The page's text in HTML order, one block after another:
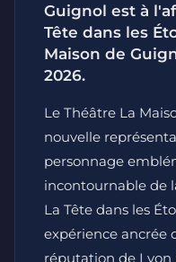
Guignol est à
Tête dans les
Maison de
2026.
Le Théâtre La
nouvelle
personnage
incontournable de
La Tête dans les
expérience ancrée
réputation de Lyon